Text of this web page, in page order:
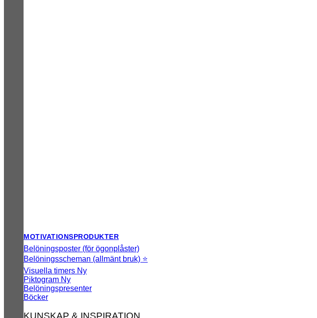
MOTIVATIONSPRODUKTER
Belöningsposter (för ögonplåster)
Belöningsscheman (allmänt bruk) ⭐
Visuella timers
Piktogram
Belöningspresenter
Böcker